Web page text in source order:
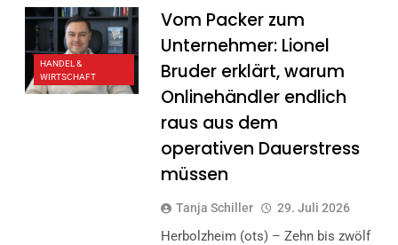
HANDEL &
WIRTSCHAFT
Vom Packer zum
Unternehmer: Lionel
Bruder erklärt, warum
Onlinehändler endlich
raus aus dem
operativen Dauerstress
müssen
Tanja Schiller 29. Juli 2026
Herbolzheim (ots) – Zehn bis zwölf